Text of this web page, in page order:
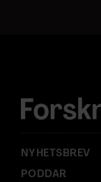
s
:
NYHETSBREV
PODDAR